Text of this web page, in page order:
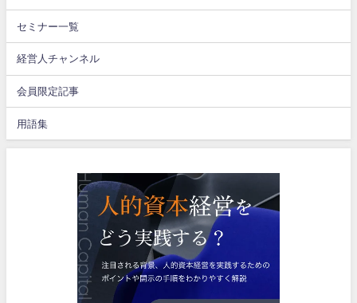
セミナー一覧
経営人チャンネル
会員限定記事
用語集